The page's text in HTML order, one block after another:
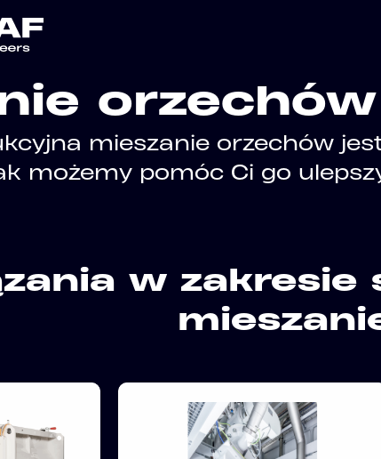
orzechów
mieszanie orzechów
możemy pomóc Ci go
w